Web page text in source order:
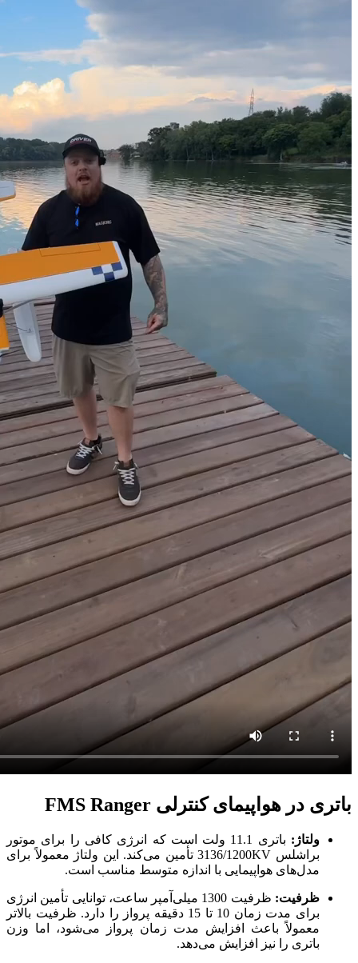
باتری در هواپیمای کنترلی FMS Ranger
ولتاژ:
باتری 11.1 ولت است که انرژی کافی را برای موتور
براشلس 3136/1200KV تأمین می‌کند. این ولتاژ معمولاً برای
مدل‌های هواپیمایی با اندازه متوسط مناسب است.
ظرفیت:
ظرفیت 1300 میلی‌آمپر ساعت، توانایی تأمین انرژی
برای مدت زمان 10 تا 15 دقیقه پرواز را دارد. ظرفیت بالاتر
معمولاً باعث افزایش مدت زمان پرواز می‌شود، اما وزن
باتری را نیز افزایش می‌دهد.